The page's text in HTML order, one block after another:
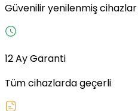
Güvenilir yenilenmiş cihazlar
12 Ay Garanti
Tüm cihazlarda geçerli